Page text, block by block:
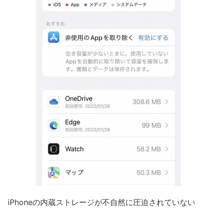
iPhoneの内蔵ストレージが不自然に圧迫されていない